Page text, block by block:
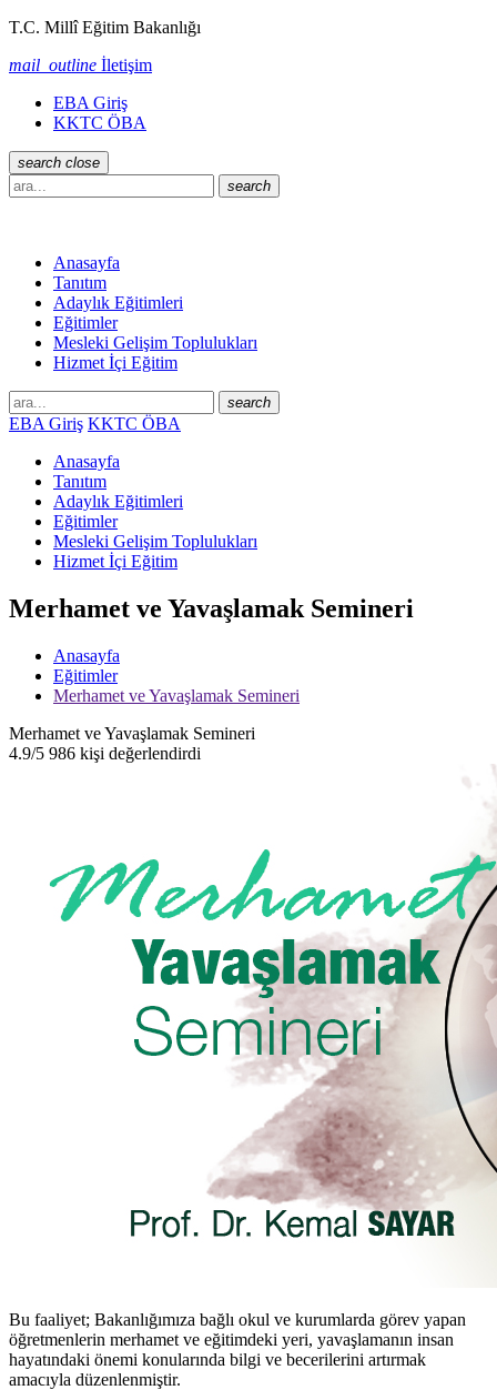
T.C. Millî Eğitim Bakanlığı
mail_outline İletişim
EBA Giriş
KKTC ÖBA
search close
search
Anasayfa
Tanıtım
Adaylık Eğitimleri
Eğitimler
Mesleki Gelişim Toplulukları
Hizmet İçi Eğitim
search
EBA Giriş KKTC ÖBA
Anasayfa
Tanıtım
Adaylık Eğitimleri
Eğitimler
Mesleki Gelişim Toplulukları
Hizmet İçi Eğitim
Merhamet ve Yavaşlamak Semineri
Anasayfa
Eğitimler
Merhamet ve Yavaşlamak Semineri
Merhamet ve Yavaşlamak Semineri
4.9/5 986 kişi değerlendirdi
Bu faaliyet; Bakanlığımıza bağlı okul ve kurumlarda görev yapan
öğretmenlerin merhamet ve eğitimdeki yeri, yavaşlamanın insan
hayatındaki önemi konularında bilgi ve becerilerini artırmak
amacıyla düzenlenmiştir.